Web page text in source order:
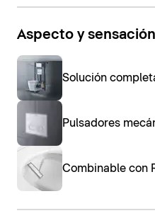
Aspecto y sensación
Solución
Pulsadores
Combinable con